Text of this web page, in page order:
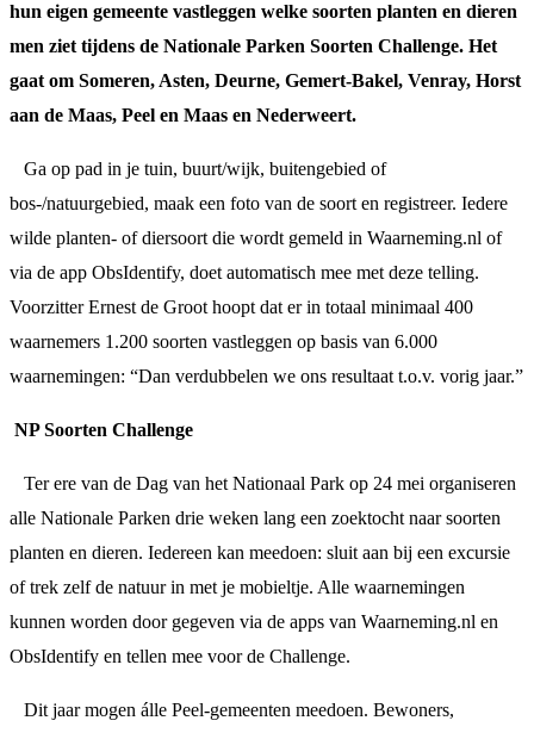
hun eigen gemeente vastleggen welke soorten planten en dieren
men ziet tijdens de Nationale Parken Soorten Challenge. Het
gaat om Someren, Asten, Deurne, Gemert-Bakel, Venray, Horst
aan de Maas, Peel en Maas en Nederweert.
Ga op pad in je tuin, buurt/wijk, buitengebied of
bos-/natuurgebied, maak een foto van de soort en registreer. Iedere
wilde planten- of diersoort die wordt gemeld in Waarneming.nl of
via de app ObsIdentify, doet automatisch mee met deze telling.
Voorzitter Ernest de Groot hoopt dat er in totaal minimaal 400
waarnemers 1.200 soorten vastleggen op basis van 6.000
waarnemingen: “Dan verdubbelen we ons resultaat t.o.v. vorig jaar.”
NP Soorten Challenge
Ter ere van de Dag van het Nationaal Park op 24 mei organiseren
alle Nationale Parken drie weken lang een zoektocht naar soorten
planten en dieren. Iedereen kan meedoen: sluit aan bij een excursie
of trek zelf de natuur in met je mobieltje. Alle waarnemingen
kunnen worden door gegeven via de apps van Waarneming.nl en
ObsIdentify en tellen mee voor de Challenge.
Dit jaar mogen álle Peel-gemeenten meedoen. Bewoners,